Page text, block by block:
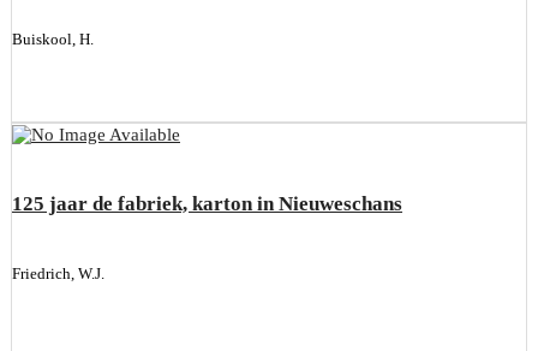
Buiskool, H.
125 jaar de fabriek, karton in Nieuweschans
Friedrich, W.J.